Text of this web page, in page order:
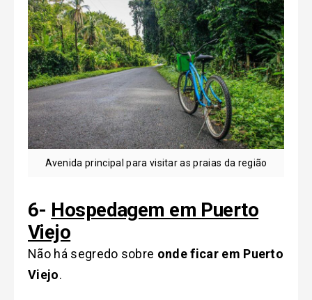
Avenida principal para visitar as praias da região
6- Hospedagem em Puerto
Viejo
Não há segredo sobre onde ficar em Puerto
Viejo.